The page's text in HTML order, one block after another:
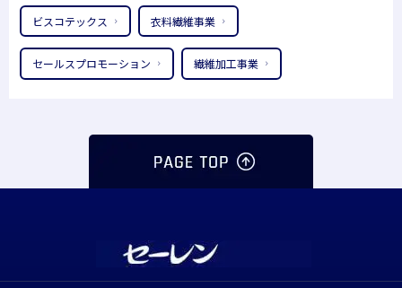
ビスコテックス 衣料繊維事業
セールスプロモーション 繊維加工事業